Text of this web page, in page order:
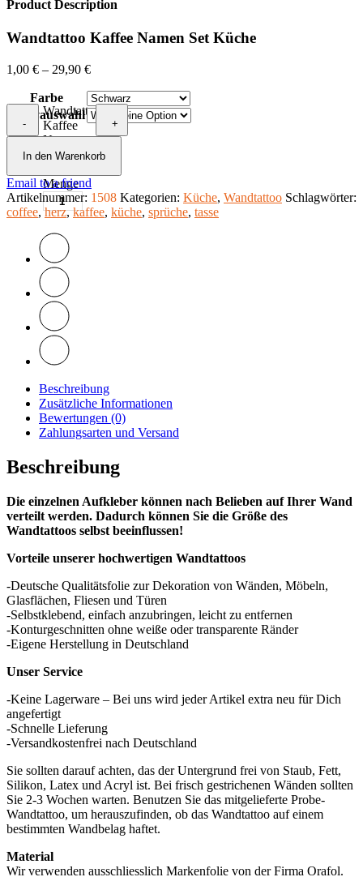
Product Description
Wandtattoo Kaffee Namen Set Küche
1,00 € – 29,90 €
Farbe
Motivauswahl
-
Wandtattoo
Kaffee
Namen
Set
Menge
+
In den Warenkorb
Email to a friend
Artikelnummer: 1508 Kategorien: Küche, Wandtattoo Schlagwörter:
coffee,herz,kaffee, küche, sprüche, tasse
Beschreibung
Zusätzliche Informationen
Bewertungen (0)
Zahlungsarten und Versand
Beschreibung
Die einzelnen Aufkleber können nach Belieben auf Ihrer Wand
verteilt werden. Dadurch können Sie die Größe des
Wandtattoos selbst beeinflussen!
Vorteile unserer hochwertigen Wandtattoos
-Deutsche Qualitätsfolie zur Dekoration von Wänden, Möbeln,
Glasflächen, Fliesen und Türen
-Selbstklebend, einfach anzubringen, leicht zu entfernen
-Konturgeschnitten ohne weiße oder transparente Ränder
-Eigene Herstellung in Deutschland
Unser Service
-Keine Lagerware – Bei uns wird jeder Artikel extra neu für Dich
angefertigt
-Schnelle Lieferung
-Versandkostenfrei nach Deutschland
Sie sollten darauf achten, das der Untergrund frei von Staub, Fett,
Silikon, Latex und Acryl ist. Bei frisch gestrichenen Wänden sollten
Sie 2-3 Wochen warten. Benutzen Sie das mitgelieferte Probe-
Wandtattoo, um herauszufinden, ob das Wandtattoo auf einem
bestimmten Wandbelag haftet.
Material
Wir verwenden ausschliesslich Markenfolie von der Firma Orafol.